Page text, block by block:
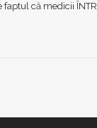
faptul că medicii